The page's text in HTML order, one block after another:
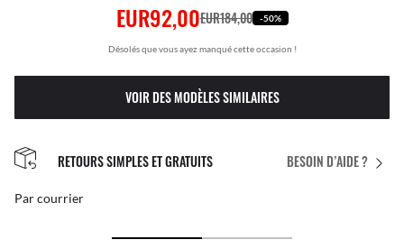
EUR92,00EUR184,00 -50%
Désolés que vous ayez manqué cette occasion !
VOIR DES MODÈLES SIMILAIRES
BESOIN D’AIDE ?
RETOURS SIMPLES ET GRATUITS
Par courrier